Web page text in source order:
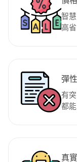
智
高
彈
有
都
真